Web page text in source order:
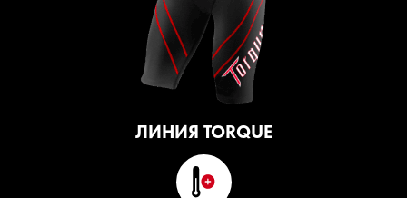
ЛИНИЯ TORQUE